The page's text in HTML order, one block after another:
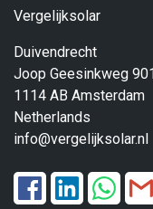
Vergelijksolar
Duivendrecht
Joop Geesinkweg
1114 AB Amsterdam
Netherlands
info@vergelijksolar.nl